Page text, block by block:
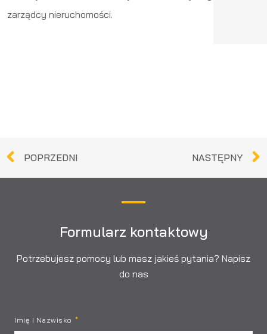
zarządcy nieruchomości.
POPRZEDNI NASTĘPNY
Formularz kontaktowy
Potrzebujesz pomocy lub masz jakieś pytania? Napisz
do nas
Imię I Nazwisko